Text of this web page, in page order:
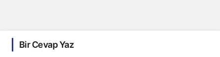
Bir Cevap Yaz